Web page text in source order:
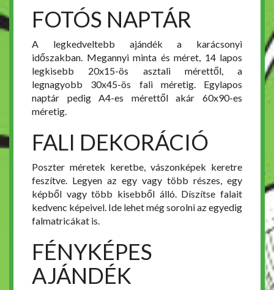
FOTÓS NAPTÁR
A legkedveltebb ajándék a karácsonyi
időszakban. Megannyi minta és méret, 14 lapos
legkisebb 20x15-ös asztali mérettől, a
legnagyobb 30x45-ös fali méretig. Egylapos
naptár pedig A4-es mérettől akár 60x90-es
méretig.
FALI DEKORÁCIÓ
Poszter méretek keretbe, vászonképek keretre
feszítve. Legyen az egy vagy több részes, egy
képből vagy több kisebből álló. Díszítse falait
kedvenc képeivel. Ide lehet még sorolni az egyedig
falmatricákat is.
FÉNYKÉPES
AJÁNDÉK